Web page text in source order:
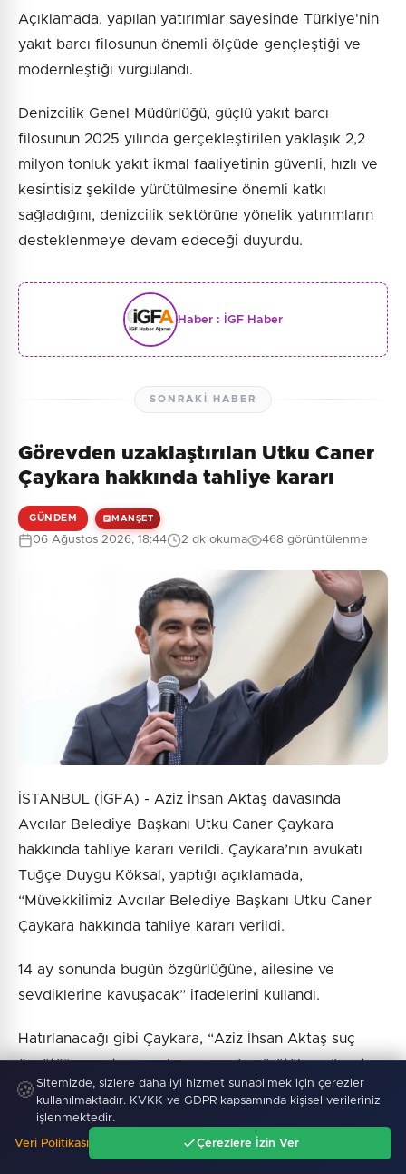
Açıklamada, yapılan yatırımlar sayesinde Türkiye'nin
yakıt barcı filosunun önemli ölçüde gençleştiği ve
modernleştiği vurgulandı.
Denizcilik Genel Müdürlüğü, güçlü yakıt barcı
filosunun 2025 yılında gerçekleştirilen yaklaşık 2,2
milyon tonluk yakıt ikmal faaliyetinin güvenli, hızlı ve
kesintisiz şekilde yürütülmesine önemli katkı
sağladığını, denizcilik sektörüne yönelik yatırımların
desteklenmeye devam edeceği duyurdu.
Haber : İGF Haber
SONRAKI HABER
Görevden uzaklaştırılan Utku Caner
Çaykara hakkında tahliye kararı
GÜNDEM MANŞET
06 Ağustos 2026, 18:44 2 dk okuma 468 görüntülenme
İSTANBUL (İGFA) - Aziz İhsan Aktaş davasında
Avcılar Belediye Başkanı Utku Caner Çaykara
hakkında tahliye kararı verildi. Çaykara’nın avukatı
Tuğçe Duygu Köksal, yaptığı açıklamada,
“Müvekkilimiz Avcılar Belediye Başkanı Utku Caner
Çaykara hakkında tahliye kararı verildi.
14 ay sonunda bugün özgürlüğüne, ailesine ve
sevdiklerine kavuşacak” ifadelerini kullandı.
Hatırlanacağı gibi Çaykara, “Aziz İhsan Aktaş suç
örgütü” soruşturması kapsamında yürütülen süreçte,
Aziz İhsan Aktaş’ın etkin pişmanlık hükümlerinden
yararlanarak verdiği ikinci ifadenin ardından
gerçekleştirilen operasyonlarda gözaltına alınmış ve
🍪 Sitemizde, sizlere daha iyi hizmet sunabilmek için çerezler
kullanılmaktadır. KVKK ve GDPR kapsamında kişisel verileriniz
işlenmektedir.
Veri Politikası Çerezlere İzin Ver
Gündem Ara Menü